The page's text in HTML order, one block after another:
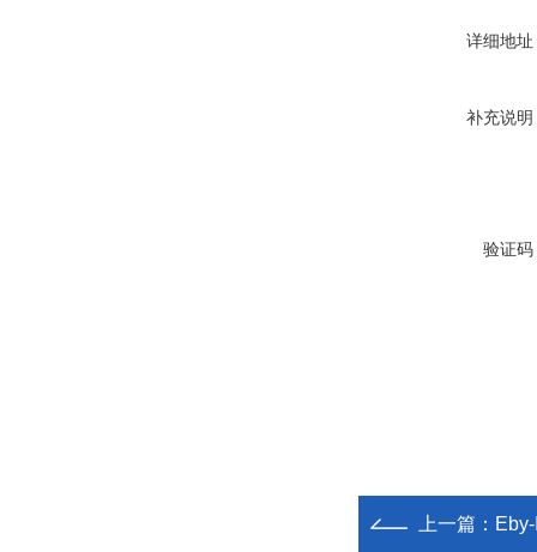
详细地址
补充说明
验证码
上一篇：